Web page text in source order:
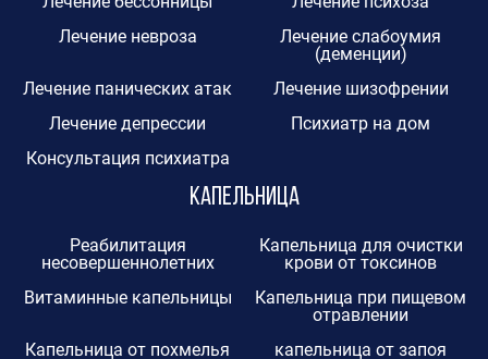
Лечение невроза
Лечение слабоумия
(деменции)
Лечение панических атак
Лечение шизофрении
Лечение депрессии
Психиатр на дом
Консультация психиатра
Капельница
Реабилитация
несовершеннолетних
Капельница для очистки
крови от токсинов
Витаминные капельницы
Капельница при пищевом
отравлении
Капельница от похмелья
капельница от запоя